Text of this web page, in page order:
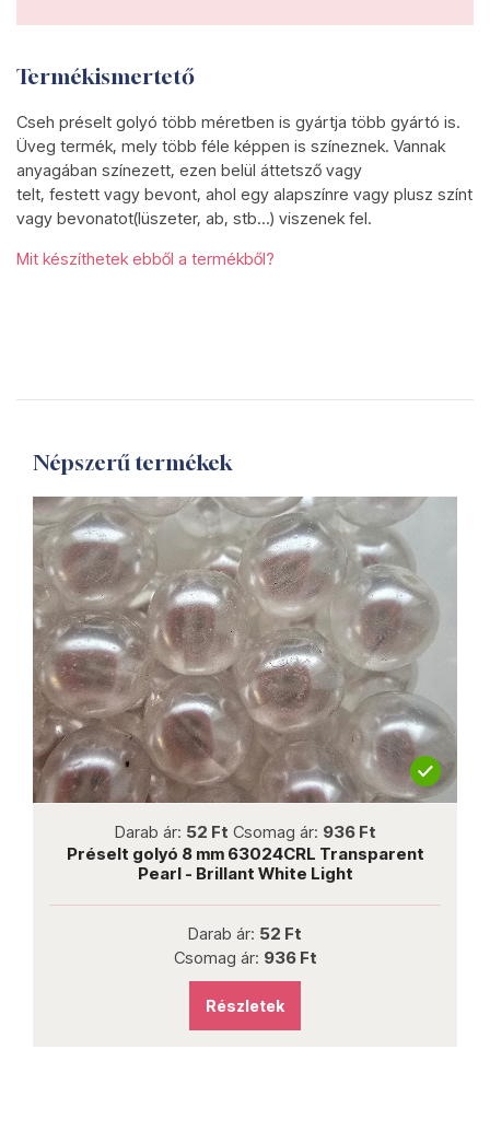
Termékismertető
Cseh préselt golyó több méretben is gyártja több gyártó is.
Üveg termék, mely több féle képpen is színeznek. Vannak
anyagában színezett, ezen belül áttetsző vagy
telt, festett vagy bevont, ahol egy alapszínre vagy plusz színt
vagy bevonatot(lüszeter, ab, stb...) viszenek fel.
Mit készíthetek ebből a termékből?
Népszerű termékek
Darab ár: 52 Ft Csomag ár: 936 Ft
Préselt golyó 8 mm 63024CRL Transparent
Pearl - Brillant White Light
Darab ár: 52 Ft
Csomag ár: 936 Ft
Részletek